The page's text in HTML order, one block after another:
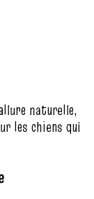
naturelle,
les chiens qui